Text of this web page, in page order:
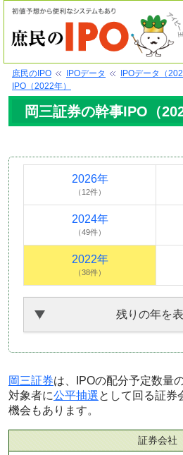
庶民のIPO IPOデータ IPOデータ（
IPO（2022年）
岡三証券の幹事IPO（
2026年
（12件）
2024年
（49件）
2022年
（38件）
残りの年を
岡三証券は、IPOの配分予定数量
対象者に公平抽選として回る証券
機会もあります。
証券会社